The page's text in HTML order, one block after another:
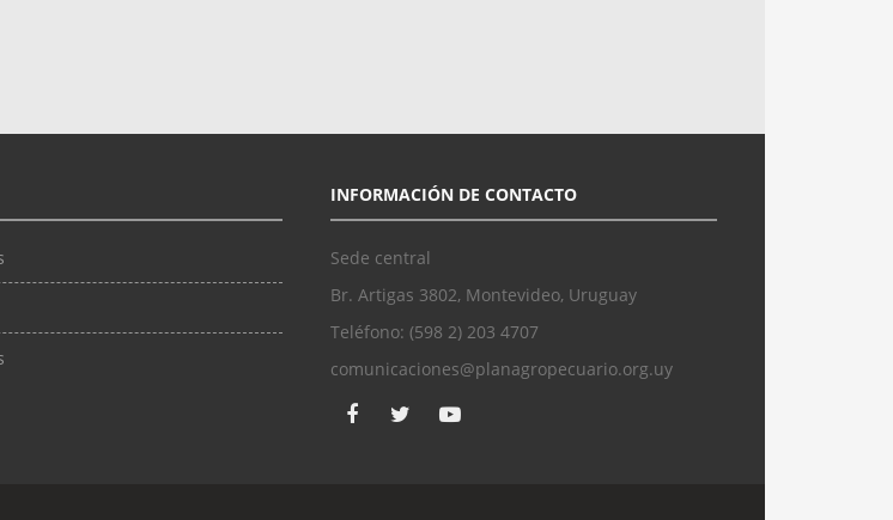
INFORMACIÓN DE CONTACTO
Sede central
Br. Artigas 3802, Montevideo, Uruguay
Teléfono: (598 2) 203 4707
comunicaciones@planagropecuario.org.uy